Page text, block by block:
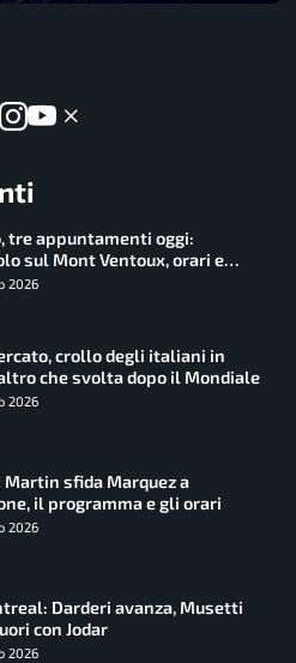
tre appuntamenti oggi:
sul Mont Ventoux, orari e
2026
crollo degli italiani in
che svolta dopo il Mondiale
2026
Martin sfida Marquez a
il programma e gli orari
2026
Darderi avanza, Musetti
con Jodar
2026